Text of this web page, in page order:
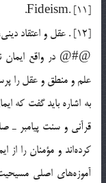
[11] .Fideism.
[12] . عقل و اعتقاد ديني، ص 78.
@#@ در واقع ايمان
علم و منطق و عقل را
به اشاره بايد گفت كه
قرآني و سنت پيامبر ـ
آموزه‌هاي اصلي